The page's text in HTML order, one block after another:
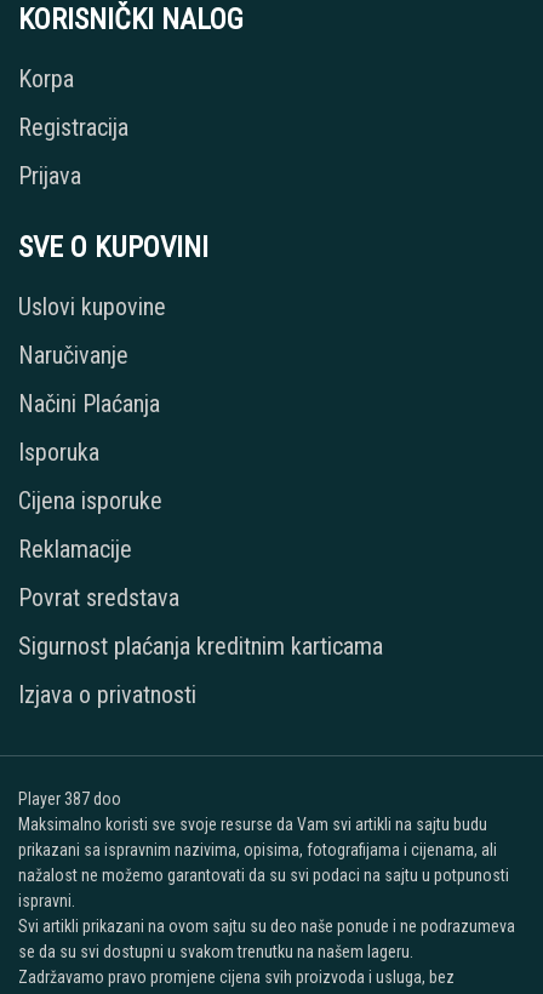
KORISNIČKI NALOG
Korpa
Registracija
Prijava
SVE O KUPOVINI
Uslovi kupovine
Naručivanje
Načini Plaćanja
Isporuka
Cijena isporuke
Reklamacije
Povrat sredstava
Sigurnost plaćanja kreditnim karticama
Izjava o privatnosti
Player 387 doo
Maksimalno koristi sve svoje resurse da Vam svi artikli na sajtu budu
prikazani sa ispravnim nazivima, opisima, fotografijama i cijenama, ali
nažalost ne možemo garantovati da su svi podaci na sajtu u potpunosti
ispravni.
Svi artikli prikazani na ovom sajtu su deo naše ponude i ne podrazumeva
se da su svi dostupni u svakom trenutku na našem lageru.
Zadržavamo pravo promjene cijena svih proizvoda i usluga, bez